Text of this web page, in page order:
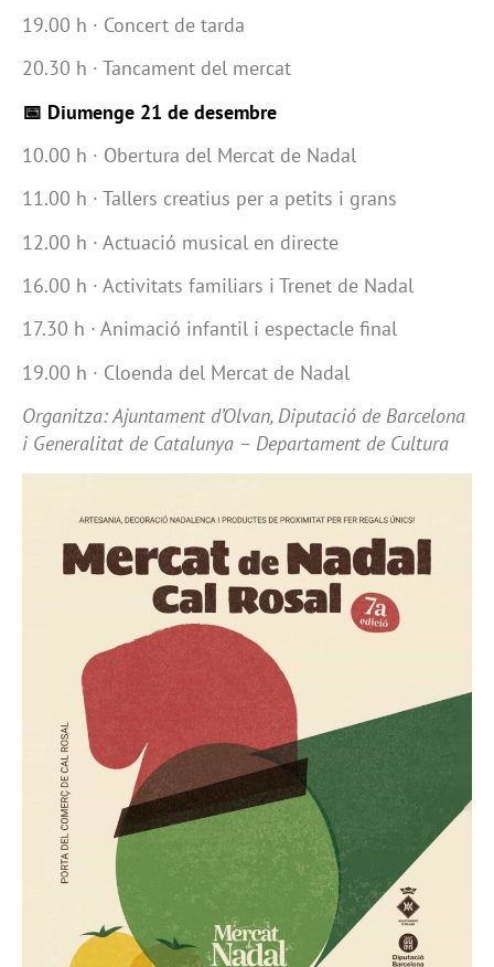
19.00 h · Concert de tarda
20.30 h · Tancament del mercat
📅 Diumenge 21 de desembre
10.00 h · Obertura del Mercat de Nadal
11.00 h · Tallers creatius per a petits i grans
12.00 h · Actuació musical en directe
16.00 h · Activitats familiars i Trenet de Nadal
17.30 h · Animació infantil i espectacle final
19.00 h · Cloenda del Mercat de Nadal
Organitza: Ajuntament d’Olvan, Diputació de Barcelona
i Generalitat de Catalunya – Departament de Cultura